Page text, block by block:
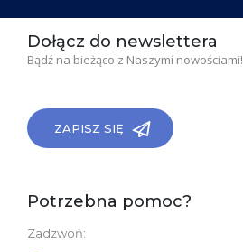
Dołącz do newslettera
Bądź na bieżąco z Naszymi nowościami!
ZAPISZ SIĘ
Potrzebna pomoc?
Zadzwoń: